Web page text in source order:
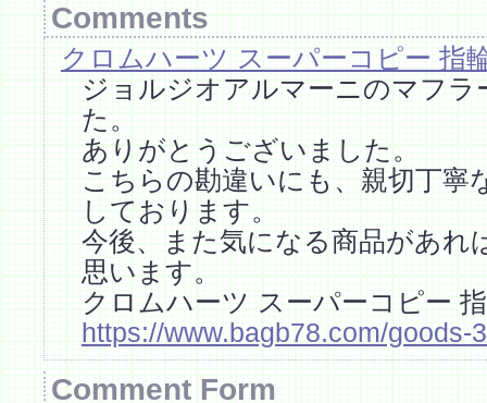
Comments
クロムハーツ スーパーコピー 指
ジョルジオアルマーニのマフラ
た。
ありがとうございました。
こちらの勘違いにも、親切丁寧
しております。
今後、また気になる商品があれ
思います。
クロムハーツ スーパーコピー
https://www.bagb78.com/goods-
Comment Form